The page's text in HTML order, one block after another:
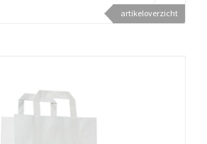
artikeloverzicht